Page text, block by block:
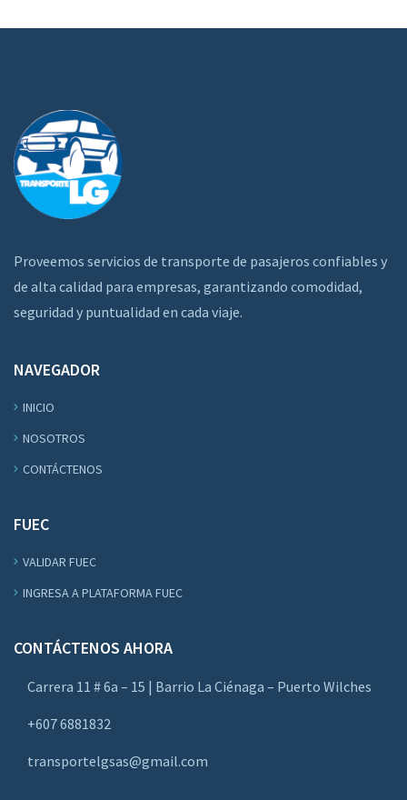
Proveemos servicios de transporte de pasajeros confiables y
de alta calidad para empresas, garantizando comodidad,
seguridad y puntualidad en cada viaje.
NAVEGADOR
INICIO
NOSOTROS
CONTÁCTENOS
FUEC
VALIDAR FUEC
INGRESA A PLATAFORMA FUEC
CONTÁCTENOS AHORA
Carrera 11 # 6a – 15 | Barrio La Ciénaga – Puerto Wilches
+607 6881832
transportelgsas@gmail.com